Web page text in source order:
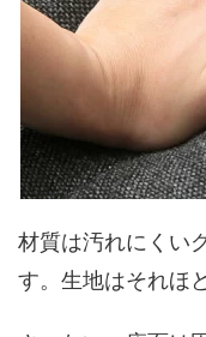
材質は汚れにくい
す。生地はそれほ